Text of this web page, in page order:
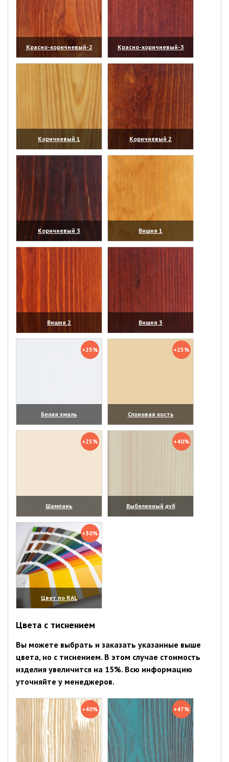
Красно-коричневый-2
(увеличить)
Красно-коричневый-3
(увеличить)
Коричневый 1
(увеличить)
Коричневый 2
(увеличить)
Коричневый 3
(увеличить)
Вишня 1
(увеличить)
Вишня 2
(увеличить)
Вишня 3
(увеличить)
+25%
Белая эмаль
(увеличить)
+25%
Слоновая кость
(увеличить)
+25%
Шампань
(увеличить)
+40%
Выбеленный дуб
(увеличить)
+30%
Цвет по RAL
(увеличить)
Цвета с тиснением
Вы можете выбрать и заказать указанные выше
цвета, но с тиснением. В этом случае стоимость
изделия увеличится на 15%. Всю информацию
уточняйте у менеджеров.
+40% +47%